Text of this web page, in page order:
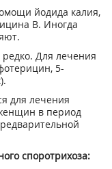
йодида калия,
В. Иногда
редко. Для лечения
5-
для лечения
в период
споротрихоза: